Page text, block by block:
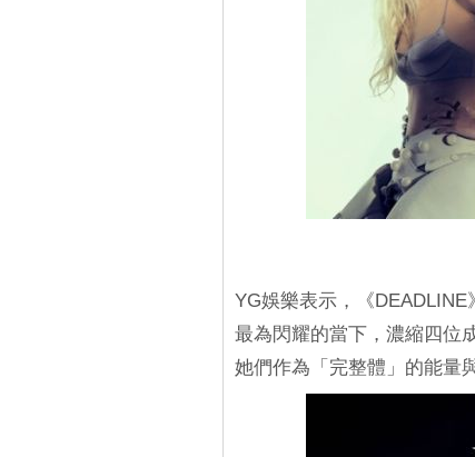
YG娛樂表示，《
最為閃耀的當下，濃縮四位
她們作為「完整體」的能量